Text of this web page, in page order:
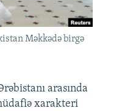
Məkkədə birgə
arasında
xarakteri